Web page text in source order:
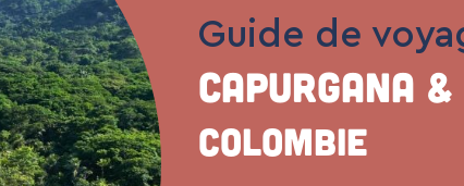
Guide de
Capurgana
Colombie